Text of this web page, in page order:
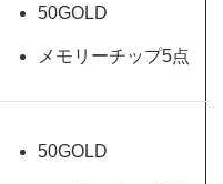
50GOLD
メモリーチップ5点
50GOLD